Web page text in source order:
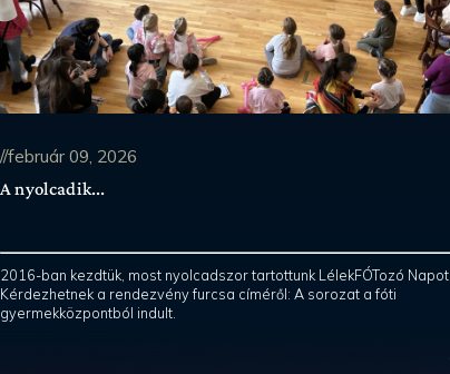
//február 09, 2026
A nyolcadik...
2016-ban kezdtük, most nyolcadszor tartottunk LélekFÓTozó Napot.
Kérdezhetnek a rendezvény furcsa címéről: A sorozat a fóti
gyermekközpontból indult.